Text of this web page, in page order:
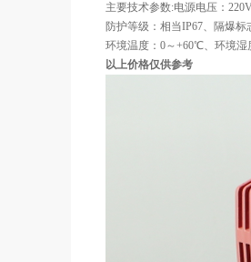
主要技术参数:电源电压：
防护等级：相当IP67、隔爆
环境温度：0～+60℃、环境湿
以上价格仅供参考